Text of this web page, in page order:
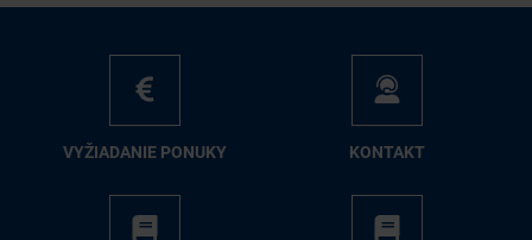
VY­ŽIA­DA­NIE PO­NU­KY KON­TAKT